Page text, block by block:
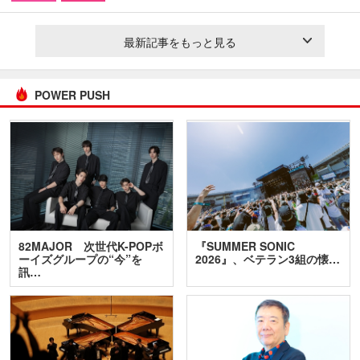
最新記事をもっと見る
POWER PUSH
82MAJOR 次世代K-POPボ
ーイズグループの“今”を
訊…
『SUMMER SONIC
2026』、ベテラン3組の懐…